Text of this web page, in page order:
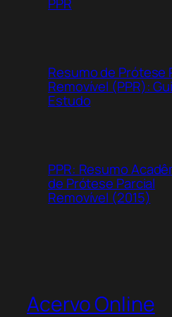
sob a marca
prático essencial que
anatômica com
odontológica, sendo
de cabeça e pescoço
odontologia?
Um dos materiais
do crânio e músculos da
Resumo de Prótese
Removível (PPR):
Estudo
PPR: Resumo
de Prótese Parcial
Removível (2015)
Acervo Online